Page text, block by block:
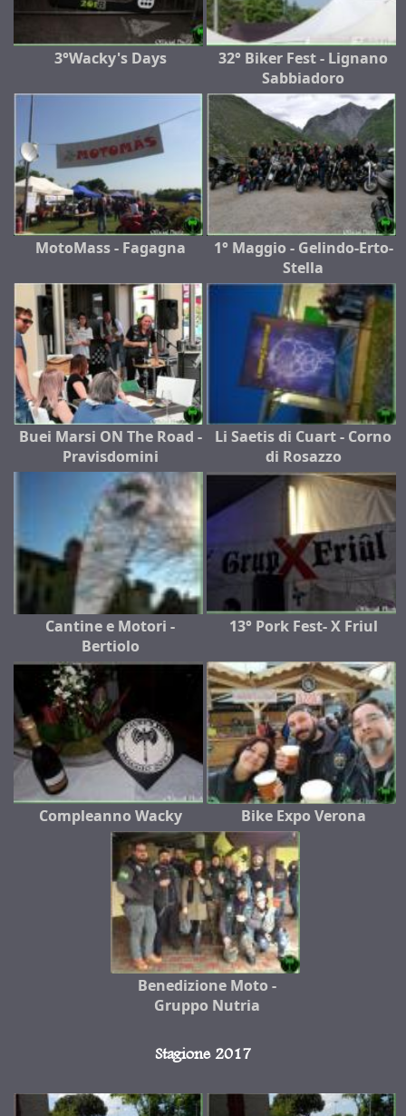
3°Wacky's Days
32° Biker Fest - Lignano
Sabbiadoro
MotoMass - Fagagna
1° Maggio - Gelindo-Erto-
Stella
Buei Marsi ON The Road -
Pravisdomini
Li Saetis di Cuart - Corno
di Rosazzo
Cantine e Motori -
Bertiolo
13° Pork Fest- X Friul
Compleanno Wacky Bike Expo Verona
Benedizione Moto -
Gruppo Nutria
Stagione 2017